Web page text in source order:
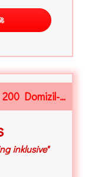
Der bevorzugte Pack unserer über 1 200 Domizil-Kunden
inklusive"